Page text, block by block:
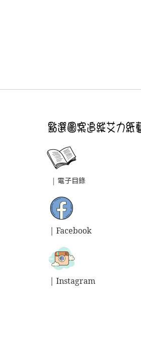
| 電子目錄
| Facebook
| Instagram